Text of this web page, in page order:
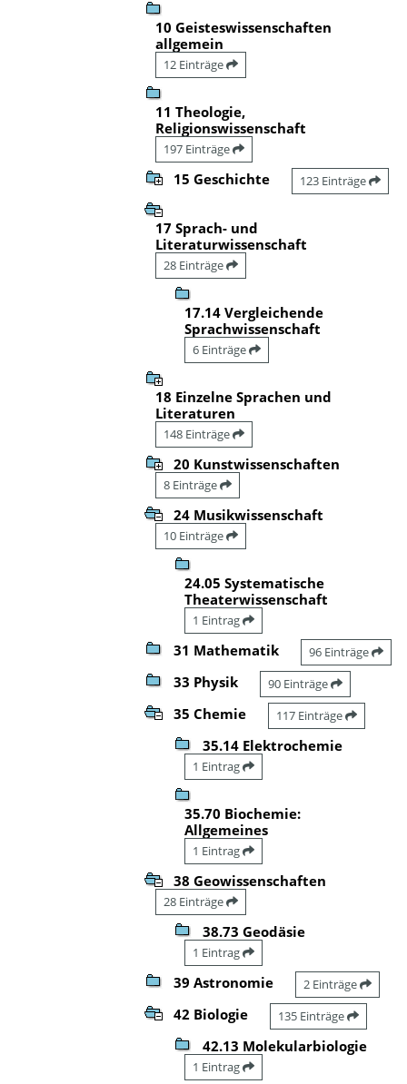
10 Geisteswissenschaften
allgemein
12 Einträge
11 Theologie,
Religionswissenschaft
197 Einträge
15 Geschichte 123 Einträge
17 Sprach- und
Literaturwissenschaft
28 Einträge
17.14 Vergleichende
Sprachwissenschaft
6 Einträge
18 Einzelne Sprachen und
Literaturen
148 Einträge
20 Kunstwissenschaften
8 Einträge
24 Musikwissenschaft
10 Einträge
24.05 Systematische
Theaterwissenschaft
1 Eintrag
31 Mathematik 96 Einträge
33 Physik 90 Einträge
35 Chemie 117 Einträge
35.14 Elektrochemie
1 Eintrag
35.70 Biochemie:
Allgemeines
1 Eintrag
38 Geowissenschaften
28 Einträge
38.73 Geodäsie
1 Eintrag
39 Astronomie 2 Einträge
42 Biologie 135 Einträge
42.13 Molekularbiologie
1 Eintrag